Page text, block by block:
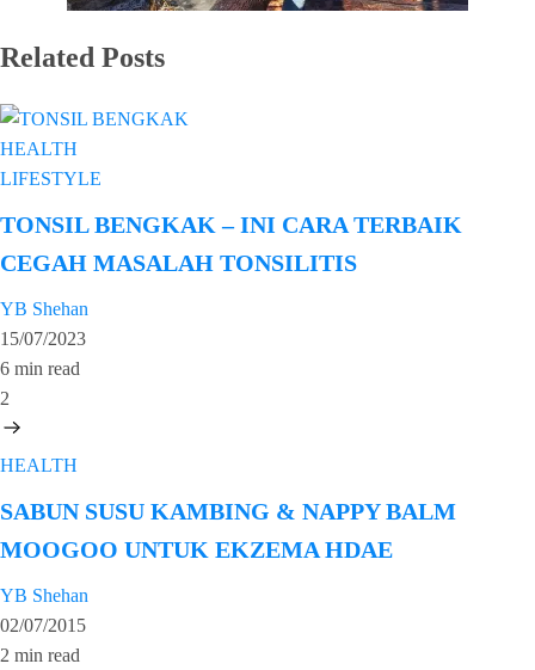
Related Posts
HEALTH
LIFESTYLE
TONSIL BENGKAK – INI CARA TERBAIK
CEGAH MASALAH TONSILITIS
YB Shehan
15/07/2023
6 min read
2
HEALTH
SABUN SUSU KAMBING & NAPPY BALM
MOOGOO UNTUK EKZEMA HDAE
YB Shehan
02/07/2015
2 min read